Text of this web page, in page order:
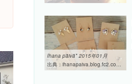
Ihana päivä* 2015年01月
出典： ihanapaiva.blog.fc2.com/blog-date-201501.html